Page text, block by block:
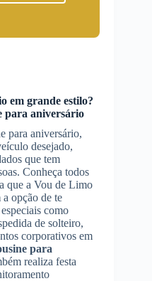
em grande estilo?
para aniversário
para aniversário,
desejado,
que tem
Conheça todos
que a Vou de Limo
opção de te
como
de solteiro,
corporativos em
para
realiza festa